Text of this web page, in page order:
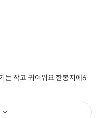
는 작고 귀여워요.한봉지에6